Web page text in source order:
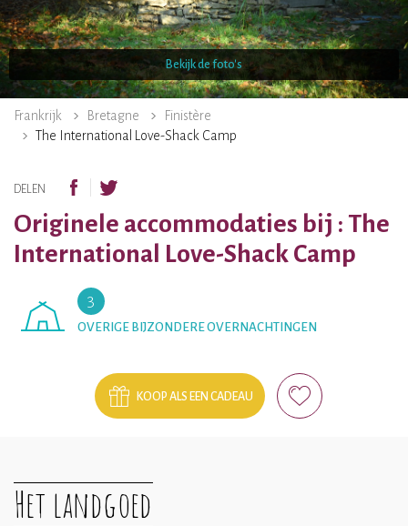
Bekijk de foto's
Frankrijk Bretagne
Finistère
The International Love-Shack Camp
DELEN
Originele accommodaties bij : The
International Love-Shack Camp
3
OVERIGE BIJZONDERE OVERNACHTINGEN
KOOP ALS EEN CADEAU
Het landgoed